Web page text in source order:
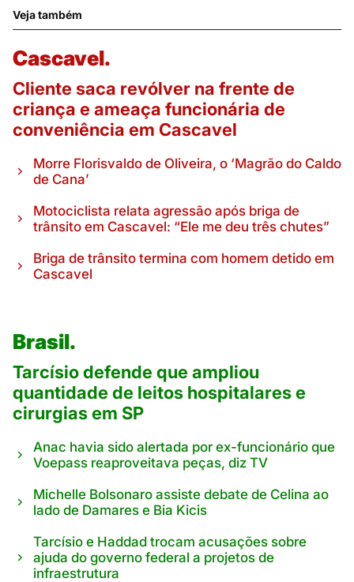
Veja também
Cascavel.
Cliente saca revólver na frente de
criança e ameaça funcionária de
conveniência em Cascavel
Morre Florisvaldo de Oliveira, o ‘Magrão do Caldo
de Cana’
Motociclista relata agressão após briga de
trânsito em Cascavel: “Ele me deu três chutes”
Briga de trânsito termina com homem detido em
Cascavel
Brasil.
Tarcísio defende que ampliou
quantidade de leitos hospitalares e
cirurgias em SP
Anac havia sido alertada por ex-funcionário que
Voepass reaproveitava peças, diz TV
Michelle Bolsonaro assiste debate de Celina ao
lado de Damares e Bia Kicis
Tarcísio e Haddad trocam acusações sobre
ajuda do governo federal a projetos de
infraestrutura